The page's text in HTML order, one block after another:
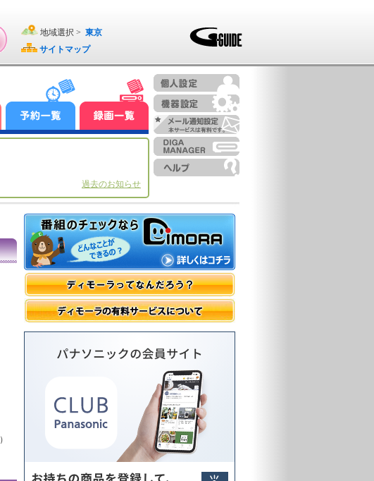
地域選択 > 東京
サイトマップ
過去のお知らせ
）